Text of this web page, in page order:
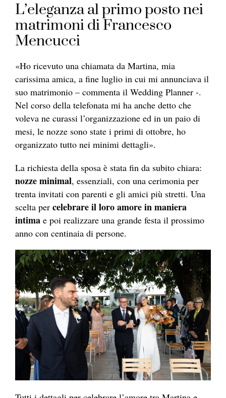
L’eleganza al primo posto nei
matrimoni di Francesco
Mencucci
«Ho ricevuto una chiamata da Martina, mia
carissima amica, a fine luglio in cui mi annunciava il
suo matrimonio – commenta il Wedding Planner -.
Nel corso della telefonata mi ha anche detto che
voleva ne curassi l’organizzazione ed in un paio di
mesi, le nozze sono state i primi di ottobre, ho
organizzato tutto nei minimi dettagli».
La richiesta della sposa è stata fin da subito chiara:
nozze minimal, essenziali, con una cerimonia per
trenta invitati con parenti e gli amici più stretti. Una
scelta per celebrare il loro amore in maniera
intima e poi realizzare una grande festa il prossimo
anno con centinaia di persone.